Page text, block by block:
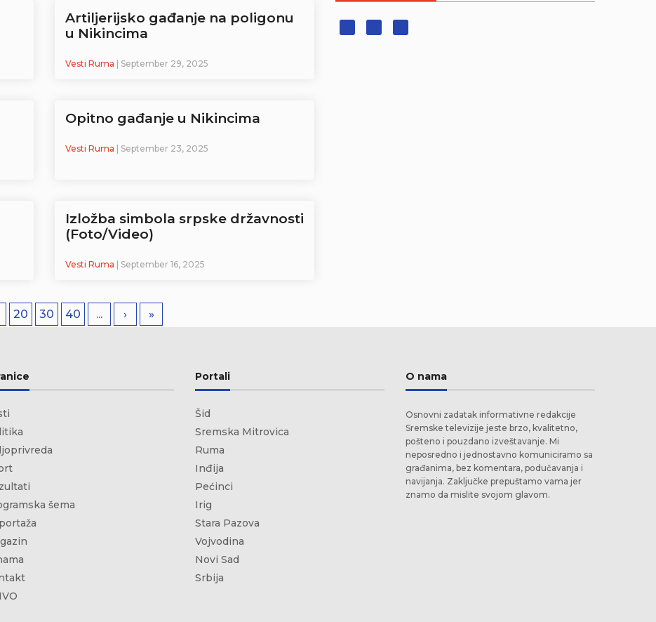
Artiljerijsko gađanje na poligonu
u Nikincima
Vesti Ruma | September 29, 2025
Opitno gađanje u Nikincima
Vesti Ruma | September 23, 2025
Izložba simbola srpske državnosti
(Foto/Video)
Vesti Ruma | September 16, 2025
20 30 40 ... › »
šema
Portali
Šid
Sremska Mitrovica
Ruma
Inđija
Pećinci
Irig
Stara Pazova
Vojvodina
Novi Sad
Srbija
O nama
Osnovni zadatak informativne redakcije
Sremske televizije jeste brzo, kvalitetno,
pošteno i pouzdano izveštavanje. Mi
neposredno i jednostavno komuniciramo sa
građanima, bez komentara, podučavanja i
navijanja. Zaključke prepuštamo vama jer
znamo da mislite svojom glavom.